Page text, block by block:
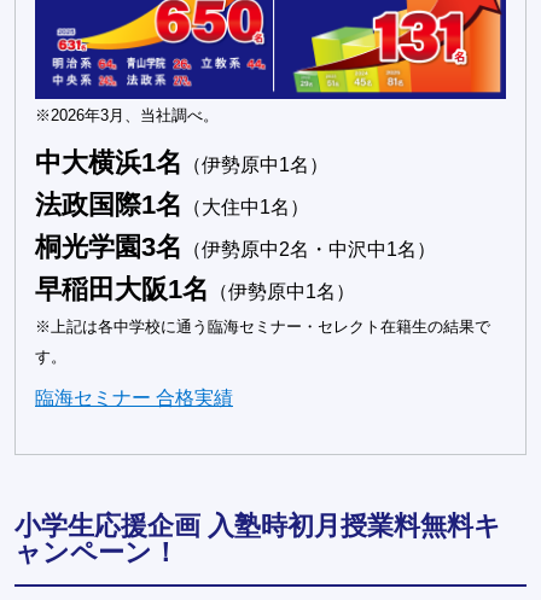
※2026年3月、当社調べ。
中大横浜1名 （伊勢原中1名）
法政国際1名 （大住中1名）
桐光学園3名 （伊勢原中2名・中沢中1名）
早稲田大阪1名 （伊勢原中1名）
※上記は各中学校に通う臨海セミナー・セレクト在籍生の結果で
す。
臨海セミナー 合格実績
小学生応援企画 入塾時初月授業料無料キ
ャンペーン！